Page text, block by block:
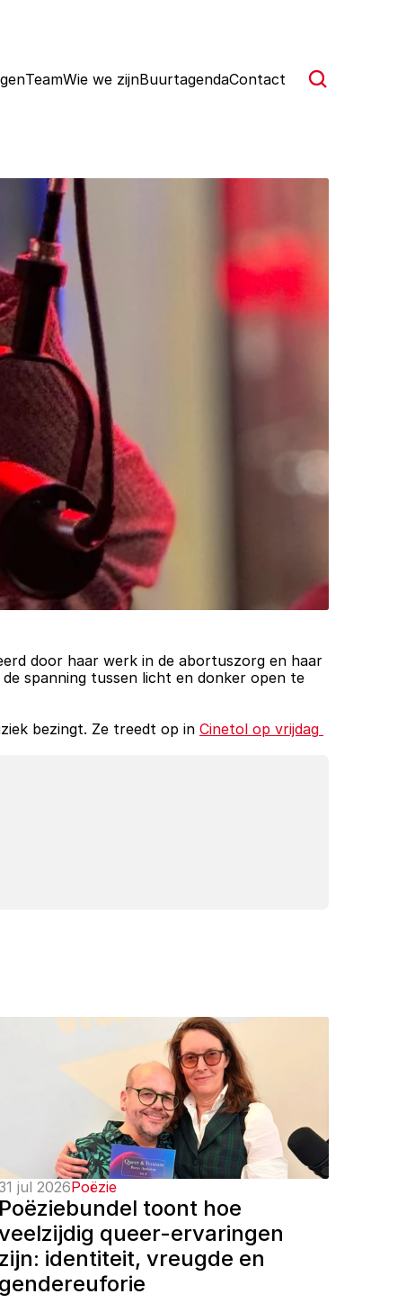
TeamWie we zijnBuurtagendaContact
door haar werk in de abortuszorg en haar
spanning tussen licht en donker open te
bezingt. Ze treedt op in Cinetol op vrijdag
31 jul 2026Poëzie
Poëziebundel toont hoe
queer-ervaringen
zijn: identiteit, vreugde en
gendereuforie